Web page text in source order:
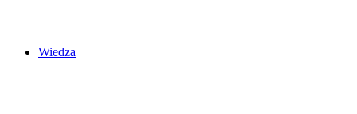
Wiedza